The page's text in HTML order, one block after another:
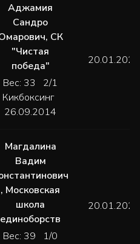
Аджамия
Сандро
, СК
"Чистая
победа"
Вес: 33 2/1
Кикбоксинг
26.09.2014
20.01.2024
Магдалина
Вадим
, Московская
школа
единоборств
Вес: 39 1/0
20.01.2024